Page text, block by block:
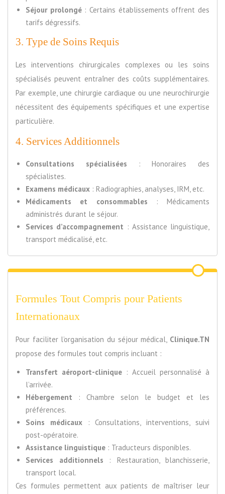
Séjour prolongé: Certains établissements offrent des
tarifs dégressifs.
3. Type de Soins Requis
Les interventions chirurgicales complexes ou les soins
spécialisés peuvent entraîner des coûts supplémentaires.
Par exemple, une chirurgie cardiaque ou une neurochirurgie
nécessitent des équipements spécifiques et une expertise
particulière.
4. Services Additionnels
Consultations spécialisées : Honoraires des
spécialistes.
Examens médicaux : Radiographies, analyses, IRM, etc.
Médicaments et consommables : Médicaments
administrés durant le séjour.
Services d’accompagnement : Assistance linguistique,
transport médicalisé, etc.
Formules Tout Compris pour Patients
Internationaux
Pour faciliter l’organisation du séjour médical, Clinique.TN
propose des formules tout compris incluant :
Transfert aéroport-clinique : Accueil personnalisé à
l’arrivée.
Hébergement : Chambre selon le budget et les
préférences.
Soins médicaux: Consultations, interventions, suivi
post-opératoire.
Assistance linguistique : Traducteurs disponibles.
Services additionnels : Restauration, blanchisserie,
transport local.
Ces formules permettent aux patients de maîtriser leur